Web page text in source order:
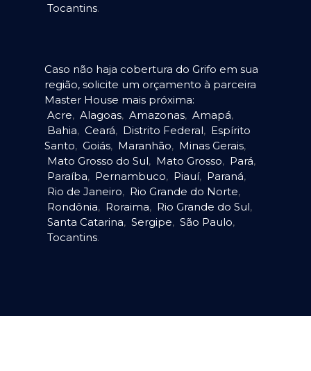
Tocantins.
Caso não haja cobertura do Grifo em sua
região, solicite um orçamento à parceira
Master House mais próxima:
Acre, Alagoas, Amazonas, Amapá,
Bahia, Ceará, Distrito Federal, Espírito
Santo, Goiás, Maranhão, Minas Gerais,
Mato Grosso do Sul, Mato Grosso, Pará,
Paraíba, Pernambuco, Piauí, Paraná,
Rio de Janeiro, Rio Grande do Norte,
Rondônia, Roraima, Rio Grande do Sul,
Santa Catarina, Sergipe, São Paulo,
Tocantins.